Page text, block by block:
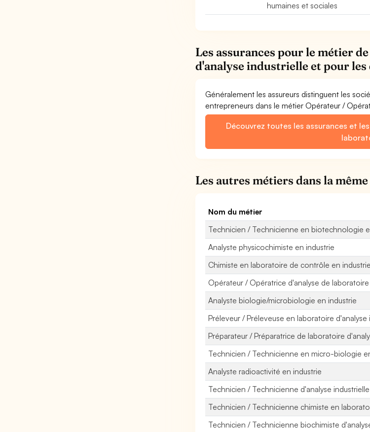
humaines et sociales
Les assurances pour le métier
d'analyse industrielle et pour
Généralement les assureurs distinguent les
entrepreneurs dans le métier Opérateur /
Découvrez toutes les assurances et
Les autres métiers dans la
Nom du métier
Technicien / Technicienne en biotechnologie
Analyste physicochimiste en industrie
Chimiste en laboratoire de contrôle en industrie
Opérateur / Opératrice d'analyse de laboratoire
Analyste biologie/microbiologie en industrie
Préleveur / Préleveuse en laboratoire d'analyse
Préparateur / Préparatrice de laboratoire
Technicien / Technicienne en micro-biologie
Analyste radioactivité en industrie
Technicien / Technicienne d'analyse industrielle
Technicien / Technicienne chimiste en
Technicien / Technicienne biochimiste